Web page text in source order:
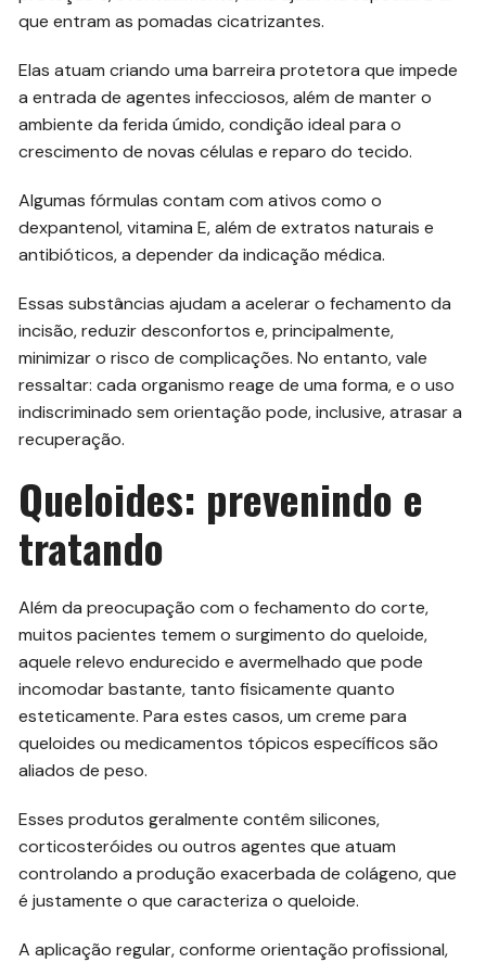
que entram as pomadas cicatrizantes.
Elas atuam criando uma barreira protetora que impede
a entrada de agentes infecciosos, além de manter o
ambiente da ferida úmido, condição ideal para o
crescimento de novas células e reparo do tecido.
Algumas fórmulas contam com ativos como o
dexpantenol, vitamina E, além de extratos naturais e
antibióticos, a depender da indicação médica.
Essas substâncias ajudam a acelerar o fechamento da
incisão, reduzir desconfortos e, principalmente,
minimizar o risco de complicações. No entanto, vale
ressaltar: cada organismo reage de uma forma, e o uso
indiscriminado sem orientação pode, inclusive, atrasar a
recuperação.
Queloides: prevenindo e
tratando
Além da preocupação com o fechamento do corte,
muitos pacientes temem o surgimento do queloide,
aquele relevo endurecido e avermelhado que pode
incomodar bastante, tanto fisicamente quanto
esteticamente. Para estes casos, um creme para
queloides ou medicamentos tópicos específicos são
aliados de peso.
Esses produtos geralmente contêm silicones,
corticosteróides ou outros agentes que atuam
controlando a produção exacerbada de colágeno, que
é justamente o que caracteriza o queloide.
A aplicação regular, conforme orientação profissional,